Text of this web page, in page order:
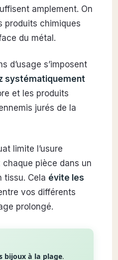
amplement. On
produits chimiques
du métal.
d’usage s’imposent
systématiquement
et les produits
jurés de la
limite l’usure
chaque pièce dans un
tissu. Cela évite les
vos différents
prolongé.
bijoux à la plage.